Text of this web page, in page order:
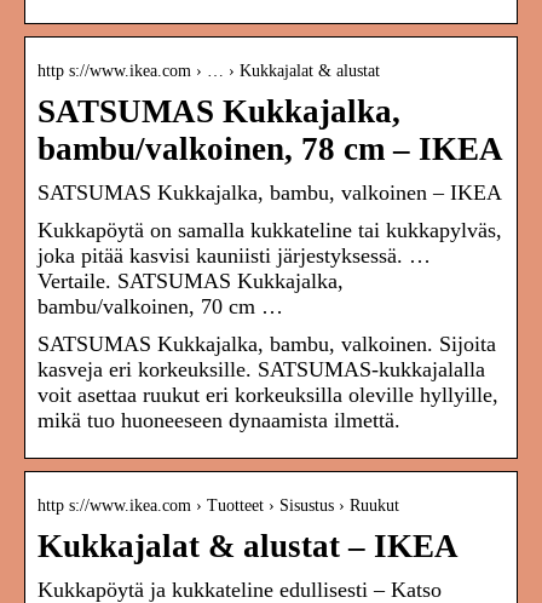
http s://www.ikea.com › … › Kukkajalat & alustat
SATSUMAS Kukkajalka,
bambu/valkoinen, 78 cm – IKEA
SATSUMAS Kukkajalka, bambu, valkoinen – IKEA
Kukkapöytä on samalla kukkateline tai kukkapylväs,
joka pitää kasvisi kauniisti järjestyksessä. …
Vertaile. SATSUMAS Kukkajalka,
bambu/valkoinen, 70 cm …
SATSUMAS Kukkajalka, bambu, valkoinen. Sijoita
kasveja eri korkeuksille. SATSUMAS-kukkajalalla
voit asettaa ruukut eri korkeuksilla oleville hyllyille,
mikä tuo huoneeseen dynaamista ilmettä.
http s://www.ikea.com › Tuotteet › Sisustus › Ruukut
Kukkajalat & alustat – IKEA
Kukkapöytä ja kukkateline edullisesti – Katso